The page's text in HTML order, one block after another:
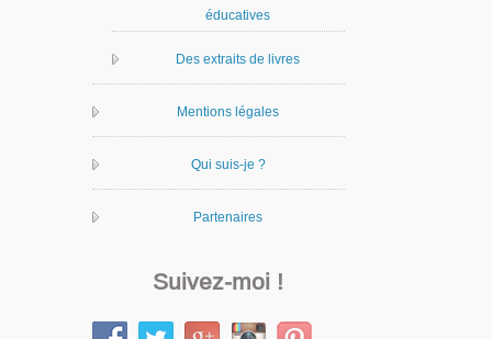
éducatives
Des extraits de livres
Mentions légales
Qui suis-je ?
Partenaires
Suivez-moi !